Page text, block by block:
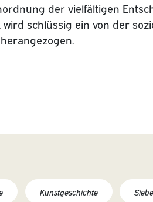
der vielfältigen
schlüssig ein von der
Kunstgeschichte